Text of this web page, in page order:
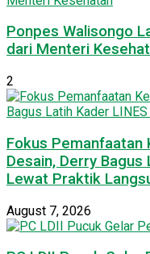
Ponpes Walisongo
dari Menteri
2
Fokus Pemanfaatan
Desain, Derry Bagus
Lewat Praktik
August 7, 2026